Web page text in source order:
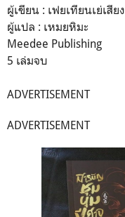
ผู้เขียน : เฟยเทียนเย่เสียง
ผู้แปล : เหมยหิมะ
Meedee Publishing
5 เล่มจบ
ADVERTISEMENT
ADVERTISEMENT